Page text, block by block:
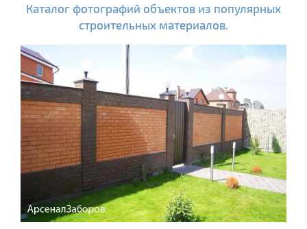
Каталог фотографий объектов из популярных
строительных материалов.